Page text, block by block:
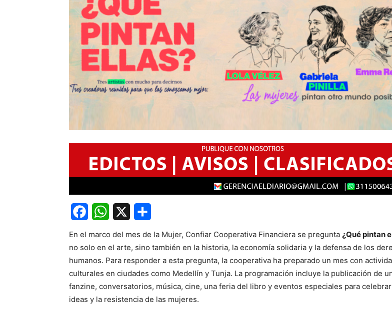
En el marco del mes de la Mujer, Confiar Cooperativa Financiera se pregunta ¿Qué pintan
no solo en el arte, sino también en la historia, la economía solidaria y la defensa de los
humanos. Para responder a esta pregunta, la cooperativa ha preparado un mes con
culturales en ciudades como Medellín y Tunja. La programación incluye la publicación de
fanzine, conversatorios, música, cine, una feria del libro y eventos especiales para
ideas y la resistencia de las mujeres.